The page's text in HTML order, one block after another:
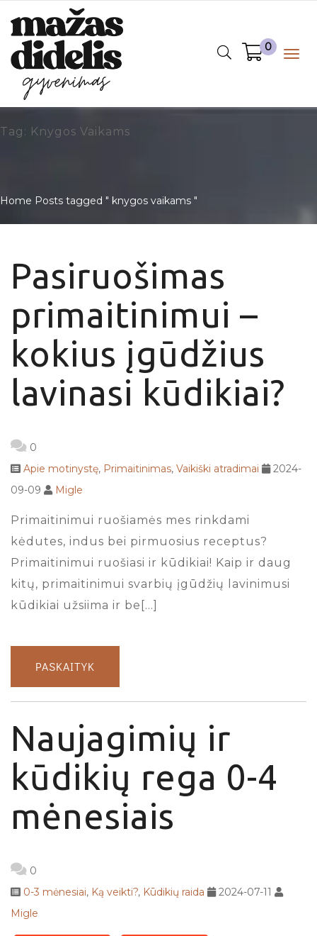
0
Tag: Knygos Vaikams
Home Posts tagged " knygos vaikams "
Pasiruošimas
primaitinimui –
kokius įgūdžius
lavinasi kūdikiai?
0
Apie motinystę, Primaitinimas, Vaikiški atradimai
2024-
09-09
Migle
Primaitinimui ruošiamės mes rinkdami
kėdutes, indus bei pirmuosius receptus?
Primaitinimui ruošiasi ir kūdikiai! Kaip ir daug
kitų, primaitinimui svarbių įgūdžių lavinimusi
kūdikiai užsiima ir be[…]
PASKAITYK
Naujagimių ir
kūdikių rega 0-4
mėnesiais
0
0-3 mėnesiai, Ką veikti?, Kūdikių raida
2024-07-11
Migle